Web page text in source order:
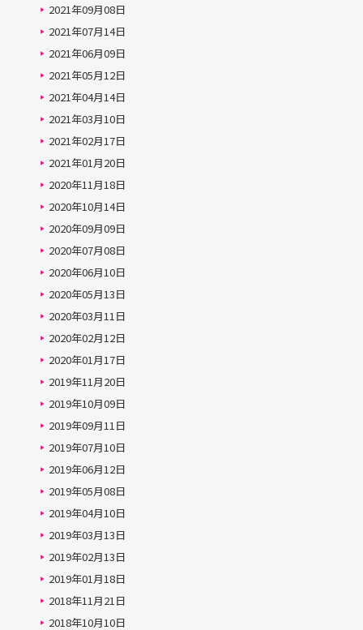
2021年09月08日
2021年07月14日
2021年06月09日
2021年05月12日
2021年04月14日
2021年03月10日
2021年02月17日
2021年01月20日
2020年11月18日
2020年10月14日
2020年09月09日
2020年07月08日
2020年06月10日
2020年05月13日
2020年03月11日
2020年02月12日
2020年01月17日
2019年11月20日
2019年10月09日
2019年09月11日
2019年07月10日
2019年06月12日
2019年05月08日
2019年04月10日
2019年03月13日
2019年02月13日
2019年01月18日
2018年11月21日
2018年10月10日